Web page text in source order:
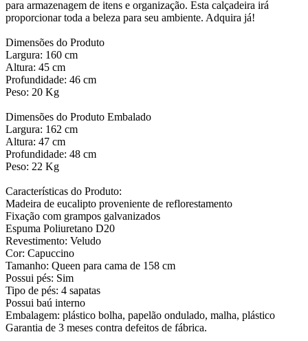
para armazenagem de itens e organização. Esta calçadeira irá
proporcionar toda a beleza para seu ambiente. Adquira já!
Dimensões do Produto
Largura: 160 cm
Altura: 45 cm
Profundidade: 46 cm
Peso: 20 Kg
Dimensões do Produto Embalado
Largura: 162 cm
Altura: 47 cm
Profundidade: 48 cm
Peso: 22 Kg
Características do Produto:
Madeira de eucalipto proveniente de reflorestamento
Fixação com grampos galvanizados
Espuma Poliuretano D20
Revestimento: Veludo
Cor: Capuccino
Tamanho: Queen para cama de 158 cm
Possui pés: Sim
Tipo de pés: 4 sapatas
Possui baú interno
Embalagem: plástico bolha, papelão ondulado, malha, plástico
Garantia de 3 meses contra defeitos de fábrica.